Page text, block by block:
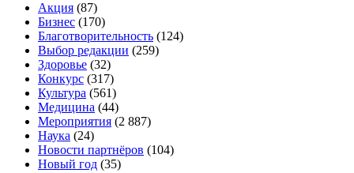
Акция (87)
Бизнес (170)
Благотворительность (124)
Выбор редакции (259)
Здоровье (32)
Конкурс (317)
Культура (561)
Медицина (44)
Мероприятия (2 887)
Наука (24)
Новости партнёров (104)
Новый год (35)